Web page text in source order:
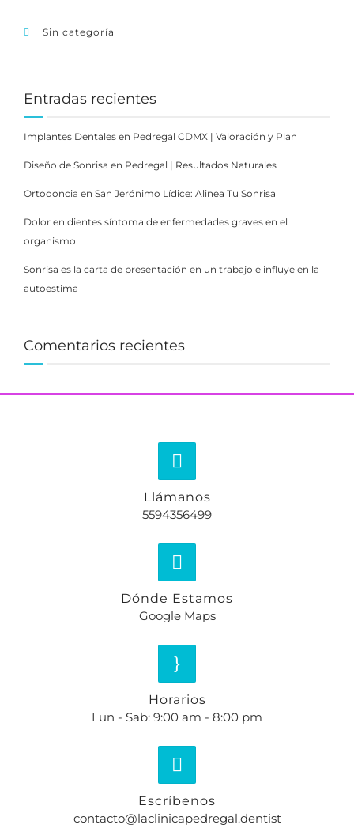
Sin categoría
Entradas recientes
Implantes Dentales en Pedregal CDMX | Valoración y Plan
Diseño de Sonrisa en Pedregal | Resultados Naturales
Ortodoncia en San Jerónimo Lídice: Alinea Tu Sonrisa
Dolor en dientes síntoma de enfermedades graves en el
organismo
Sonrisa es la carta de presentación en un trabajo e influye en la
autoestima
Comentarios recientes
Llámanos
5594356499
Dónde Estamos
Google Maps
Horarios
Lun - Sab: 9:00 am - 8:00 pm
Escríbenos
contacto@laclinicapedregal.dentist